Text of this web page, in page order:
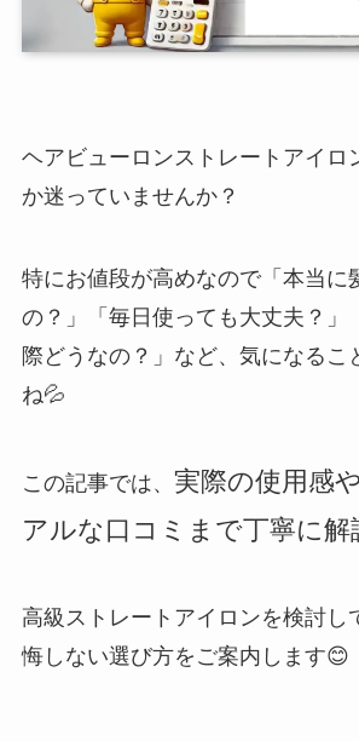
ヘアビューロンストレートアイロ
か迷っていませんか？
特にお値段が高めなので「本当に
の？」「毎日使っても大丈夫？」
際どうなの？」など、気になるこ
ね💦
この記事では、 実際の使用感
アルな口コミまで丁寧に解
高級ストレートアイロンを検討し
悔しない選び方をご案内します😊